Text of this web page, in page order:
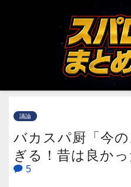
議論
バカスパ厨「今
ぎる！昔は良かっ
5